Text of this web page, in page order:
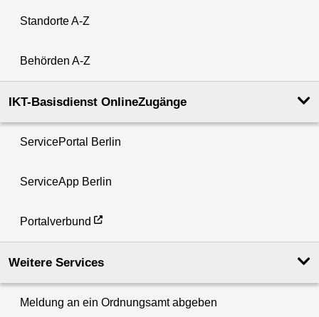
Standorte A-Z
Behörden A-Z
IKT-Basisdienst OnlineZugänge
ServicePortal Berlin
ServiceApp Berlin
Portalverbund
Weitere Services
Meldung an ein Ordnungsamt abgeben